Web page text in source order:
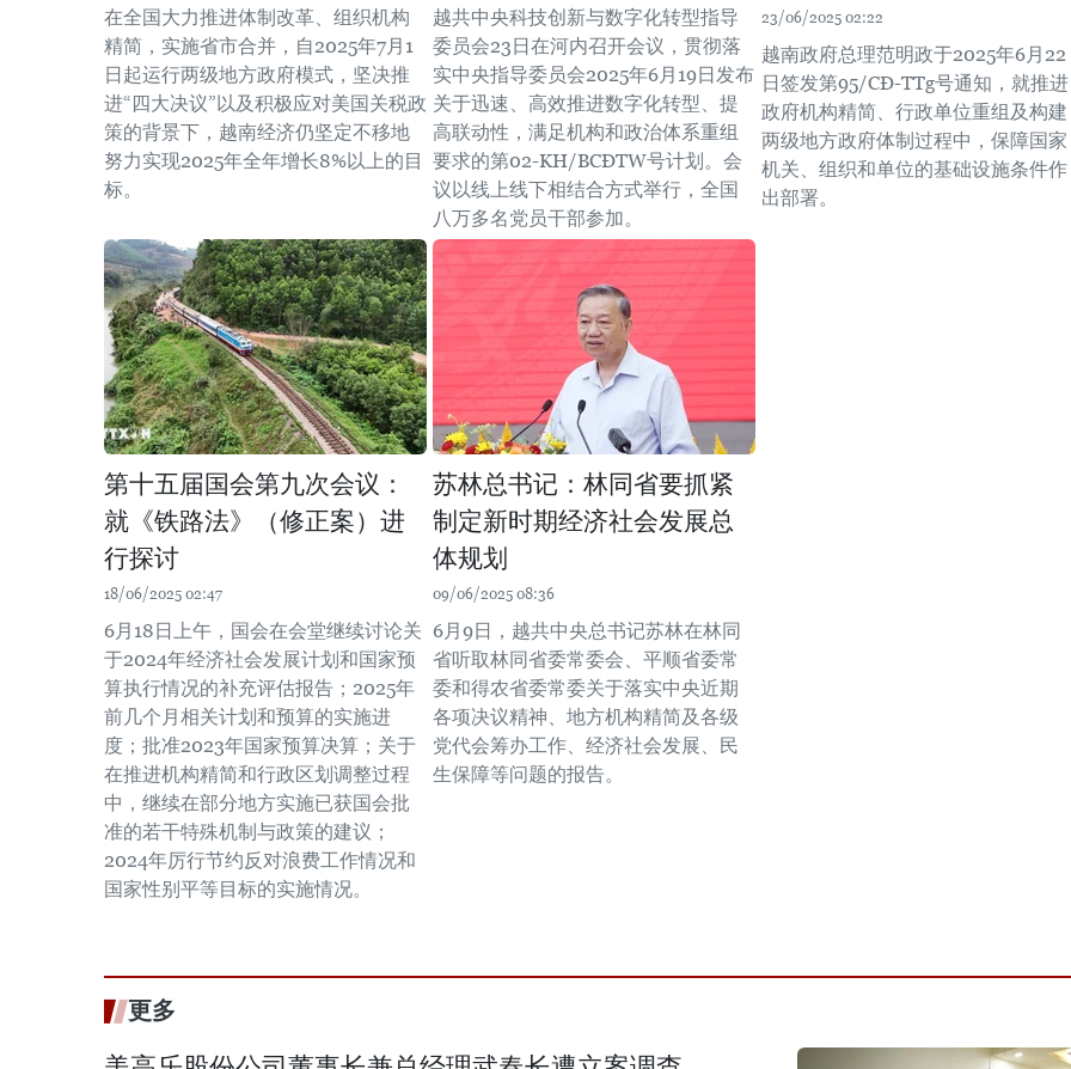
在全国大力推进体制改革、组织机构
精简，实施省市合并，自2025年7月1
日起运行两级地方政府模式，坚决推
进“四大决议”以及积极应对美国关税政
策的背景下，越南经济仍坚定不移地
努力实现2025年全年增长8%以上的目
标。
越共中央科技创新与数字化转型指导
委员会23日在河内召开会议，贯彻落
实中央指导委员会2025年6月19日发布
关于迅速、高效推进数字化转型、提
高联动性，满足机构和政治体系重组
要求的第02-KH/BCĐTW号计划。会
议以线上线下相结合方式举行，全国
八万多名党员干部参加。
23/06/2025 02:22
越南政府总理范明政于2025年6月22
日签发第95/CĐ-TTg号通知，就推进
政府机构精简、行政单位重组及构建
两级地方政府体制过程中，保障国家
机关、组织和单位的基础设施条件作
出部署。
第十五届国会第九次会议：
就《铁路法》（修正案）进
行探讨
18/06/2025 02:47
6月18日上午，国会在会堂继续讨论关
于2024年经济社会发展计划和国家预
算执行情况的补充评估报告；2025年
前几个月相关计划和预算的实施进
度；批准2023年国家预算决算；关于
在推进机构精简和行政区划调整过程
中，继续在部分地方实施已获国会批
准的若干特殊机制与政策的建议；
2024年厉行节约反对浪费工作情况和
国家性别平等目标的实施情况。
苏林总书记：林同省要抓紧
制定新时期经济社会发展总
体规划
09/06/2025 08:36
6月9日，越共中央总书记苏林在林同
省听取林同省委常委会、平顺省委常
委和得农省委常委关于落实中央近期
各项决议精神、地方机构精简及各级
党代会筹办工作、经济社会发展、民
生保障等问题的报告。
更多